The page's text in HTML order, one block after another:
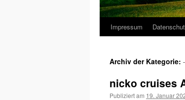
Zum
springen
Impressum
Archiv der Kategorie:
nicko cruises
Publiziert am 19. Januar